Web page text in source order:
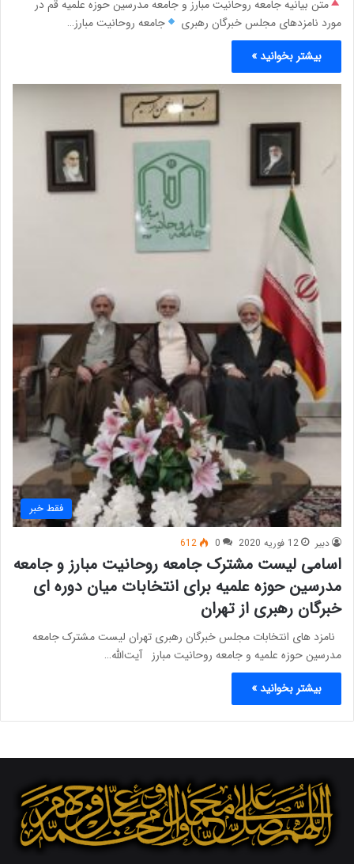
متن بیانیه جامعه روحانیت مبارز و جامعه مدرسین حوزه علمیه قم در
مورد نامزدهای مجلس خبرگان رهبری
جامعه روحانیت مبارز…
بیشتر بخوانید »
فقط خبر
دبیر 12 فوریه 2020 0
612
اسامی لیست مشترک جامعه روحانیت مبارز و جامعه
مدرسین حوزه علمیه برای انتخابات میان دوره ای
خبرگان رهبری از تهران
نامزد های انتخابات مجلس خبرگان رهبری تهران لیست مشترک جامعه
مدرسین حوزه علمیه و جامعه روحانیت مبارز آیت‌الله…
بیشتر بخوانید »